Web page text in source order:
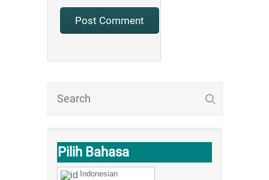
Pilih Bahasa
Indonesian